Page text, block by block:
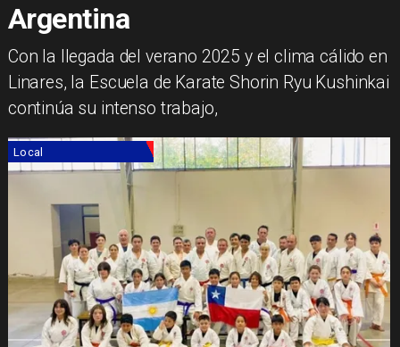
Argentina
​Con la llegada del verano 2025 y el clima cálido en
Linares, la Escuela de Karate Shorin Ryu Kushinkai
continúa su intenso trabajo,
Local